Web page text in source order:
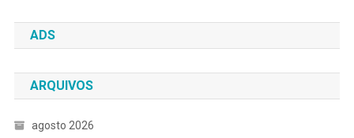
ADS
ARQUIVOS
agosto 2026